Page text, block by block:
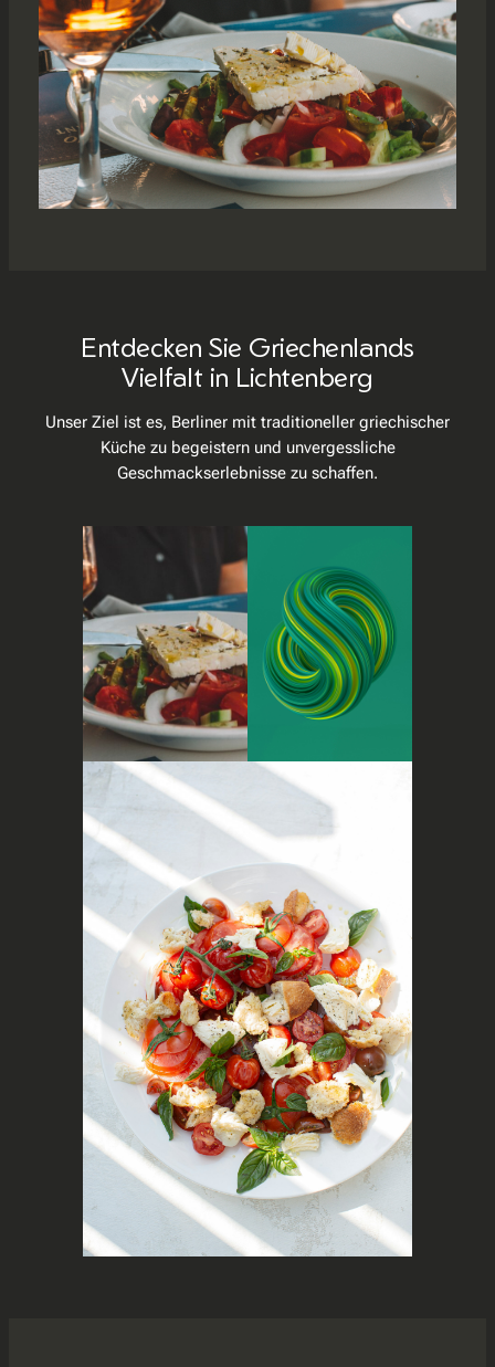
Entdecken Sie Griechenlands
Vielfalt in Lichtenberg
Unser Ziel ist es, Berliner mit traditioneller griechischer
Küche zu begeistern und unvergessliche
Geschmackserlebnisse zu schaffen.